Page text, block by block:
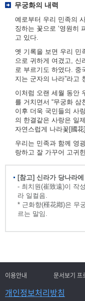
무궁화의 내력
예로부터 우리 민족의
징하는 꽃으로 ‘영원히
고 있다.
옛 기록을 보면 우리 민
으로 귀하게 여겼고, 신
로 부르기도 하였다. 중
지는 군자의 나라”라고
이처럼 오랜 세월 동안
를 거치면서 “무궁화 삼
이후 더욱 국민들의 사
의 한결같은 사랑은 일
자연스럽게 나라꽃[國
우리는 민족과 함께 영
랑하고 잘 가꾸어 고귀
[참고] 신라가 당나라
- 최치원(崔致遠)이 작
라 일컬음.
* 근화향(槿花鄕)은 무
르는 말임.
이용안내 문서보기 프
개인정보처리방침